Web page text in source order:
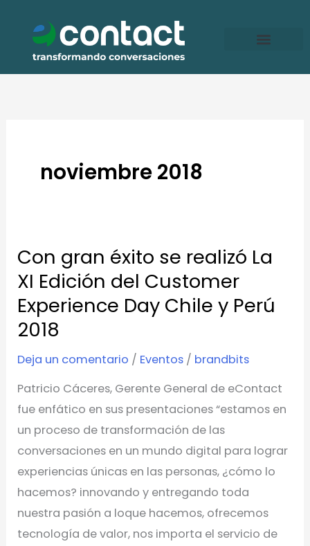
contenido
noviembre 2018
Con gran éxito se realizó La
XI Edición del Customer
Experience Day Chile y Perú
2018
Deja un comentario / Eventos / brandbits
Patricio Cáceres, Gerente General de eContact
fue enfático en sus presentaciones “estamos en
un proceso de transformación de las
conversaciones en un mundo digital para lograr
experiencias únicas en las personas, ¿cómo lo
hacemos? innovando y entregando toda
nuestra pasión a loque hacemos, ofrecemos
tecnología de valor, nos importa el servicio de
Con
gran
éxito
se
realizó
La
Customer
Day